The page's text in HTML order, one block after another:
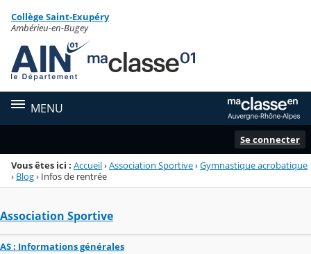
Menu de la rubrique
Contenu
Collège Saint-Exupéry
Ambérieu-en-Bugey
MENU
Se connecter
Vous êtes ici : Accueil›Association Sportive›Gymnastique acrobatique
› Blog› Infos de rentrée
Association Sportive
AS : Informations générales